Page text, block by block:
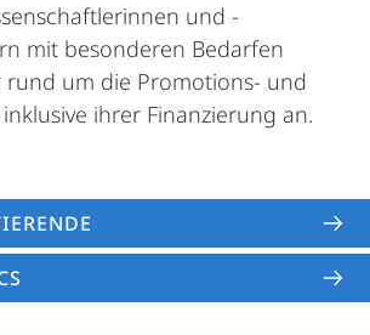
und -
mit besonderen Bedarfen
um die Promotions- und
ihrer Finanzierung an.